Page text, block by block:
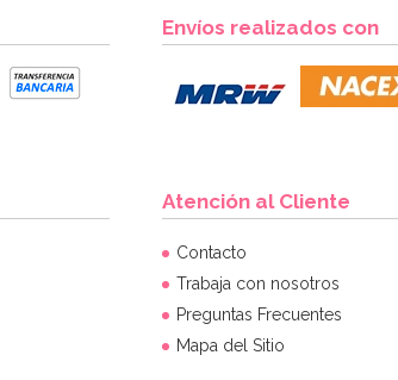
Envíos realizados con
Atención al Cliente
Contacto
Trabaja con nosotros
Preguntas Frecuentes
Mapa del Sitio